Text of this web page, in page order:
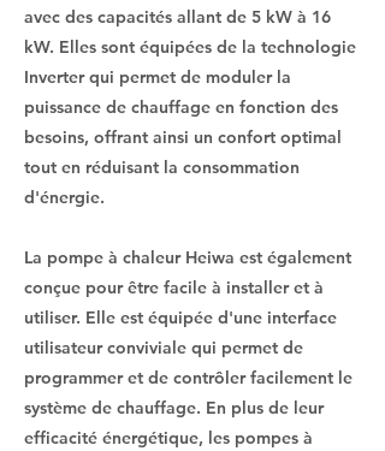
avec des capacités allant de 5 kW à 16
kW. Elles sont équipées de la technologie
Inverter qui permet de moduler la
puissance de chauffage en fonction des
besoins, offrant ainsi un confort optimal
tout en réduisant la consommation
d'énergie.
La pompe à chaleur Heiwa est également
conçue pour être facile à installer et à
utiliser. Elle est équipée d'une interface
utilisateur conviviale qui permet de
programmer et de contrôler facilement le
système de chauffage. En plus de leur
efficacité énergétique, les pompes à